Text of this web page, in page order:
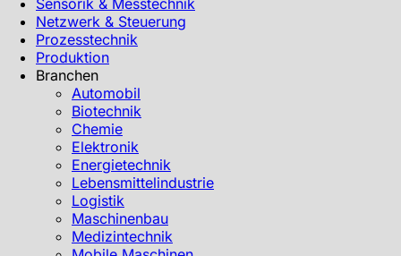
Sensorik & Messtechnik
Netzwerk & Steuerung
Prozesstechnik
Produktion
Branchen
Automobil
Biotechnik
Chemie
Elektronik
Energietechnik
Lebensmittelindustrie
Logistik
Maschinenbau
Medizintechnik